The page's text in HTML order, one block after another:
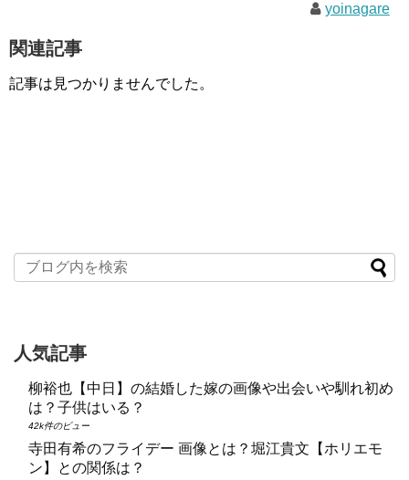
yoinagare
関連記事
記事は見つかりませんでした。
人気記事
柳裕也【中日】の結婚した嫁の画像や出会いや馴れ初め
は？子供はいる？
42k件のビュー
寺田有希のフライデー 画像とは？堀江貴文【ホリエモ
ン】との関係は？